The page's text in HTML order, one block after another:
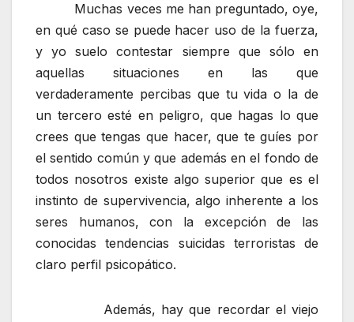
Muchas veces me han preguntado, oye,
en qué caso se puede hacer uso de la fuerza,
y yo suelo contestar siempre que sólo en
aquellas situaciones en las que
verdaderamente percibas que tu vida o la de
un tercero esté en peligro, que hagas lo que
crees que tengas que hacer, que te guíes por
el sentido común y que además en el fondo de
todos nosotros existe algo superior que es el
instinto de supervivencia, algo inherente a los
seres humanos, con la excepción de las
conocidas tendencias suicidas terroristas de
claro perfil psicopático.
Además, hay que recordar el viejo